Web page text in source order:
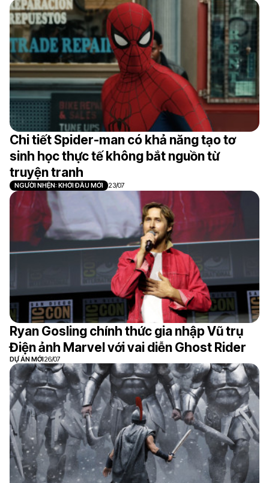
Chi tiết Spider-man có khả năng tạo tơ
sinh học thực tế không bắt nguồn từ
truyện tranh
NGƯỜI NHỆN: KHỞI ĐẦU MỚI 23/07
Ryan Gosling chính thức gia nhập Vũ trụ
Điện ảnh Marvel với vai diễn Ghost Rider
DỰ ÁN MỚI26/07